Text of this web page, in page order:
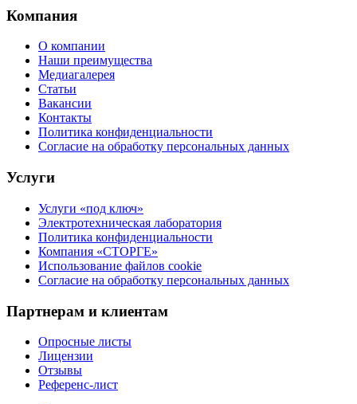
Компания
О компании
Наши преимущества
Медиагалерея
Статьи
Вакансии
Контакты
Политика конфиденциальности
Согласие на обработку персональных данных
Услуги
Услуги «под ключ»
Электротехническая лаборатория
Политика конфиденциальности
Компания «СТОРГЕ»
Использование файлов cookie
Согласие на обработку персональных данных
Партнерам и клиентам
Опросные листы
Лицензии
Отзывы
Референс-лист